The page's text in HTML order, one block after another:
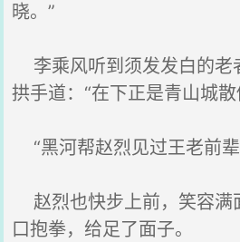
晓。”
李乘风听到须发发白的老
拱手道：“在下正是青山城
“黑河帮赵烈见过王老前辈
赵烈也快步上前，笑容满
口抱拳，给足了面子。